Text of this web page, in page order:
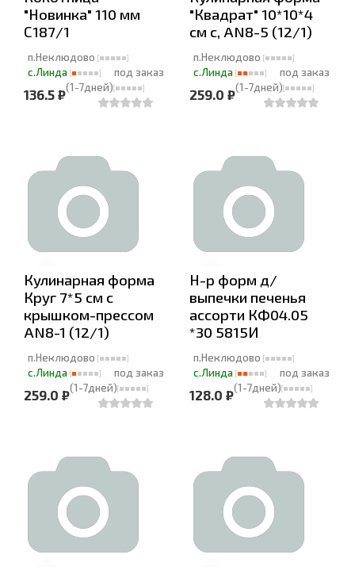
"Новинка" 110 мм
С187/1
п.Неклюдово
с.Линда
под заказ
(1-7дней)
136.5 ₽
"Квадрат" 10*10*4
см с, AN8-5 (12/1)
п.Неклюдово
с.Линда
под заказ
(1-7дней)
259.0 ₽
Кулинарная форма
Круг 7*5 см с
крышком-прессом
AN8-1 (12/1)
п.Неклюдово
с.Линда
под заказ
(1-7дней)
259.0 ₽
Н-р форм д/
выпечки печенья
ассорти КФ04.05
*30 5815И
п.Неклюдово
с.Линда
под заказ
(1-7дней)
128.0 ₽